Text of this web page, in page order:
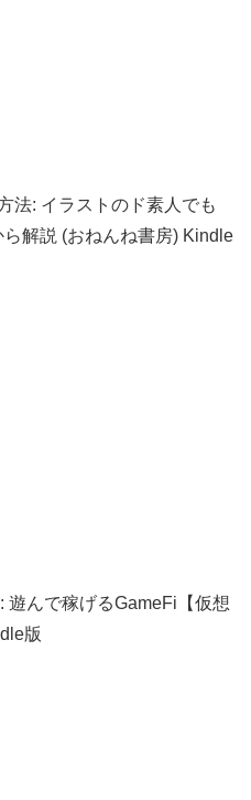
法: イラストのド素人でも
解説 (おねんね書房) Kindle
遊んで稼げるGameFi【仮想
版